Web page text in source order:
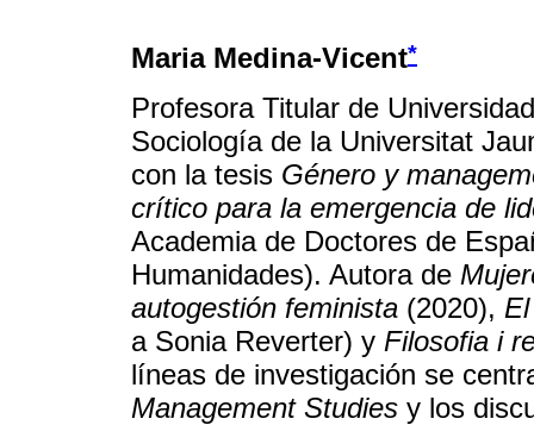
Maria Medina-Vicent*
Profesora Titular de
Sociología de la Universitat
con la tesis Género y
crítico para la emergencia de
Academia de Doctores de
Humanidades). Autora de
autogestión feminista (2020),
a Sonia Reverter) y Filosofia i
líneas de investigación se
Management Studies y los